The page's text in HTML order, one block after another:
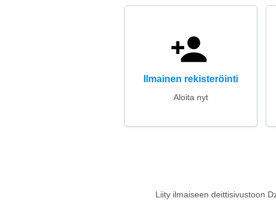
Ilmainen rekisteröinti
Aloita nyt
Liity ilmaiseen deittisivustoon